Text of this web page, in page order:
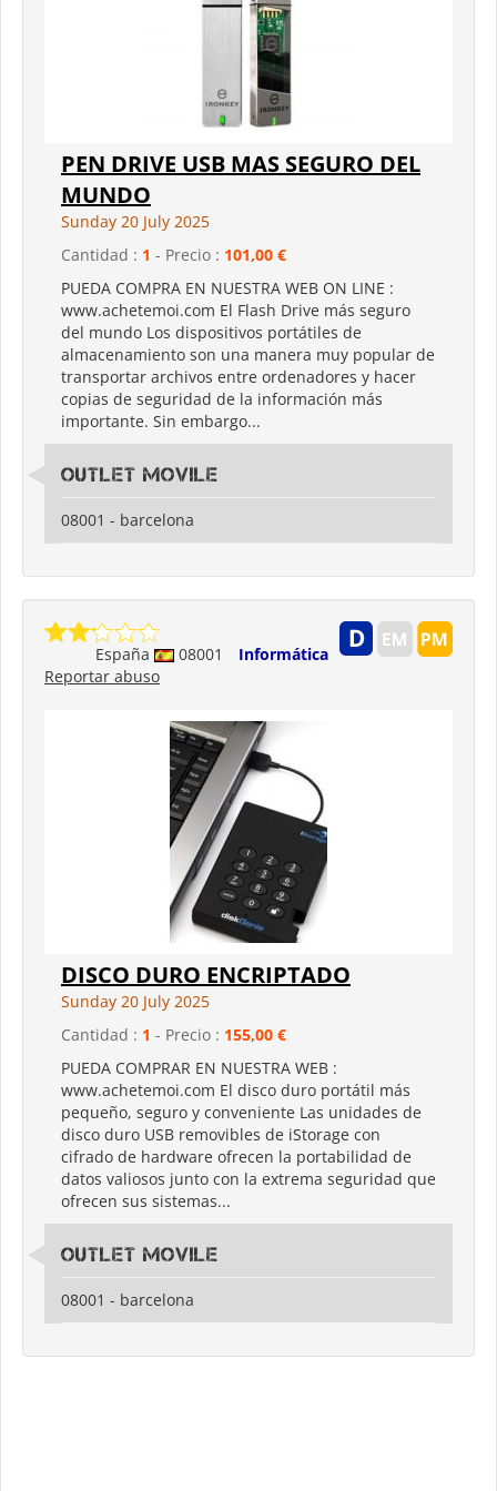
PEN DRIVE USB MAS SEGURO DEL
MUNDO
Sunday 20 July 2025
Cantidad : 1 - Precio : 101,00 €
PUEDA COMPRA EN NUESTRA WEB ON LINE :
www.achetemoi.com El Flash Drive más seguro
del mundo Los dispositivos portátiles de
almacenamiento son una manera muy popular de
transportar archivos entre ordenadores y hacer
copias de seguridad de la información más
importante. Sin embargo...
outlet movile
08001 - barcelona
España 08001
Informática
Reportar abuso
DISCO DURO ENCRIPTADO
Sunday 20 July 2025
Cantidad : 1 - Precio : 155,00 €
PUEDA COMPRAR EN NUESTRA WEB :
www.achetemoi.com El disco duro portátil más
pequeño, seguro y conveniente Las unidades de
disco duro USB removibles de iStorage con
cifrado de hardware ofrecen la portabilidad de
datos valiosos junto con la extrema seguridad que
ofrecen sus sistemas...
outlet movile
08001 - barcelona